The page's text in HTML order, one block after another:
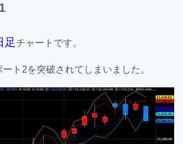
足 チャートです。
ト2を突破されてしまいました。